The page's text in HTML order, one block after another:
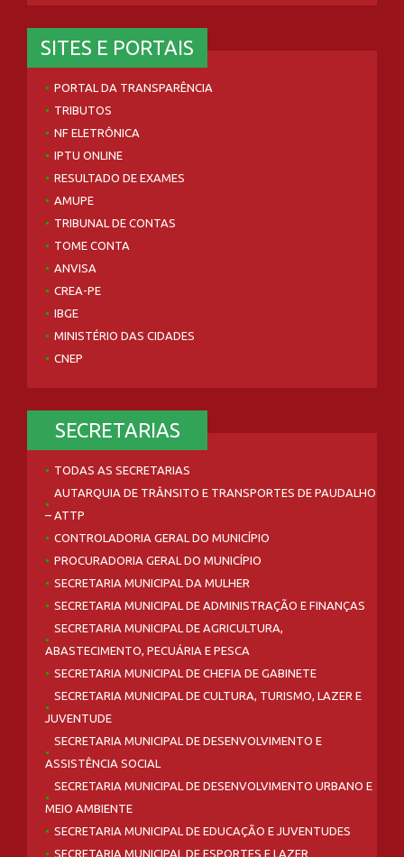
SITES E PORTAIS
PORTAL DA TRANSPARÊNCIA
TRIBUTOS
NF ELETRÔNICA
IPTU ONLINE
RESULTADO DE EXAMES
AMUPE
TRIBUNAL DE CONTAS
TOME CONTA
ANVISA
CREA-PE
IBGE
MINISTÉRIO DAS CIDADES
CNEP
SECRETARIAS
TODAS AS SECRETARIAS
AUTARQUIA DE TRÂNSITO E TRANSPORTES DE PAUDALHO
– ATTP
CONTROLADORIA GERAL DO MUNICÍPIO
PROCURADORIA GERAL DO MUNICÍPIO
SECRETARIA MUNICIPAL DA MULHER
SECRETARIA MUNICIPAL DE ADMINISTRAÇÃO E FINANÇAS
SECRETARIA MUNICIPAL DE AGRICULTURA,
ABASTECIMENTO, PECUÁRIA E PESCA
SECRETARIA MUNICIPAL DE CHEFIA DE GABINETE
SECRETARIA MUNICIPAL DE CULTURA, TURISMO, LAZER E
JUVENTUDE
SECRETARIA MUNICIPAL DE DESENVOLVIMENTO E
ASSISTÊNCIA SOCIAL
SECRETARIA MUNICIPAL DE DESENVOLVIMENTO URBANO E
MEIO AMBIENTE
SECRETARIA MUNICIPAL DE EDUCAÇÃO E JUVENTUDES
SECRETARIA MUNICIPAL DE ESPORTES E LAZER